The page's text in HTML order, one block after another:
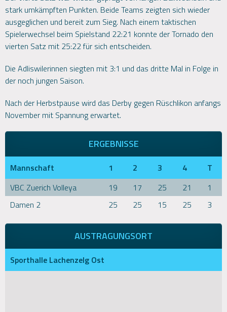
stark umkämpften Punkten. Beide Teams zeigten sich wieder
ausgeglichen und bereit zum Sieg. Nach einem taktischen
Spielerwechsel beim Spielstand 22:21 konnte der Tornado den
vierten Satz mit 25:22 für sich entscheiden.
Die Adliswilerinnen siegten mit 3:1 und das dritte Mal in Folge in
der noch jungen Saison.
Nach der Herbstpause wird das Derby gegen Rüschlikon anfangs
November mit Spannung erwartet.
ERGEBNISSE
Mannschaft 1 2 3 4
T
VBC Zuerich Volleya
19 17 25 21
1
Damen 2
25 25 15 25 3
AUSTRAGUNGSORT
Sporthalle Lachenzelg Ost